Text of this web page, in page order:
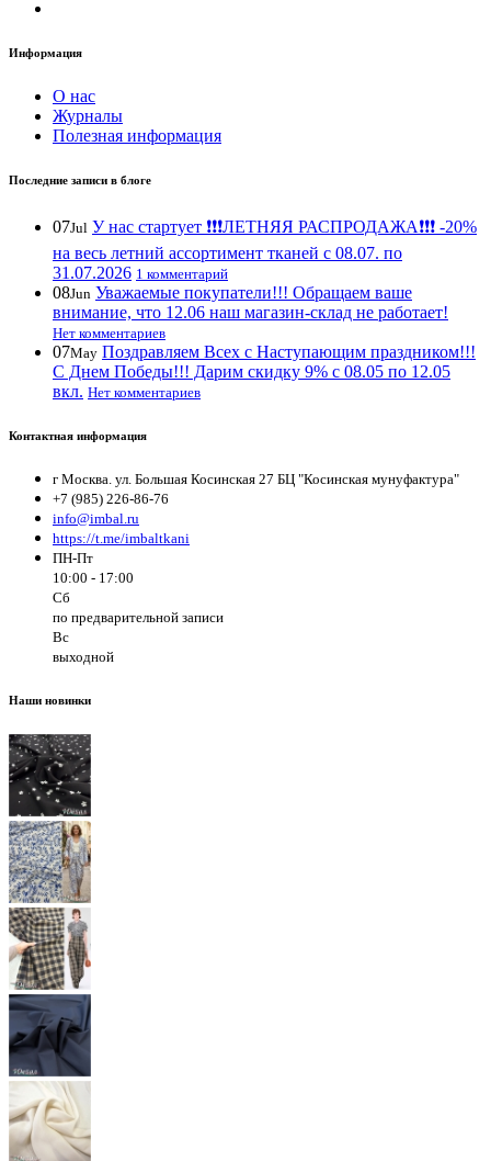
Информация
О нас
Журналы
Полезная информация
Последние записи в блоге
07Jul У нас стартует ❗️❗️❗️ЛЕТНЯЯ РАСПРОДАЖА❗️❗️❗️ -20%
на весь летний ассортимент тканей с 08.07. по
31.07.2026 1 комментарий
08Jun Уважаемые покупатели!!! Обращаем ваше
внимание, что 12.06 наш магазин-склад не работает!
Нет комментариев
07May Поздравляем Всех с Наступающим праздником!!!
С Днем Победы!!! Дарим скидку 9% с 08.05 по 12.05
вкл. Нет комментариев
Контактная информация
г Москва. ул. Большая Косинская 27 БЦ "Косинская мунуфактура"
+7 (985) 226-86-76
info@imbal.ru
https://t.me/imbaltkani
ПН-Пт
10:00 - 17:00
Сб
по предварительной записи
Вс
выходной
Наши новинки